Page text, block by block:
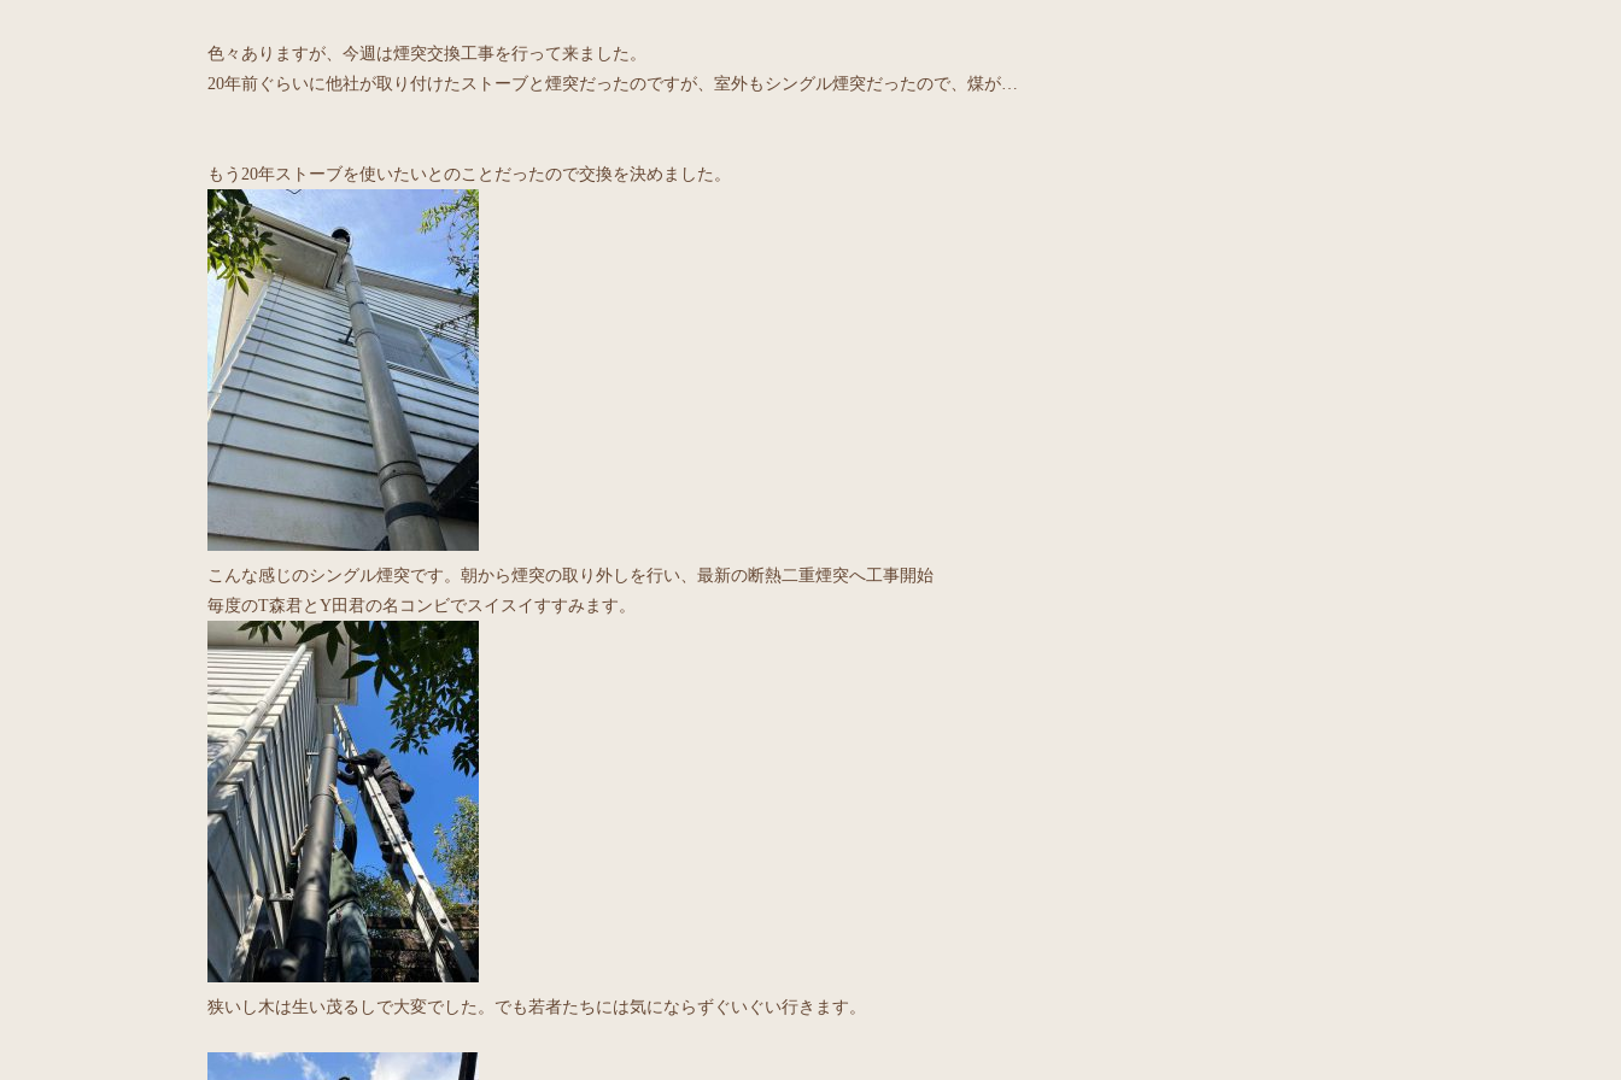
色々ありますが、今週は煙突交換工事を行って来ました。
20年前ぐらいに他社が取り付けたストーブと煙突だったのですが、室外もシングル煙突だったので、煤が…
もう20年ストーブを使いたいとのことだったので交換を決めました。
こんな感じのシングル煙突です。朝から煙突の取り外しを行い、最新の断熱二重煙突へ工事開始
毎度のT森君とY田君の名コンビでスイスイすすみます。
狭いし木は生い茂るしで大変でした。でも若者たちには気にならずぐいぐい行きます。